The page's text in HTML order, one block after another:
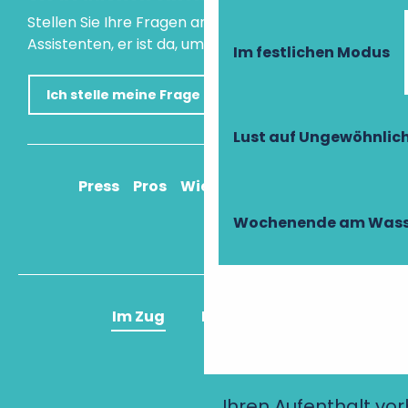
Im festlichen Modus
Lust auf
Wochenende am
Stellen Sie Ihre Fragen an unseren virtuellen
Assistenten, er ist da, um Ihnen zu helfen.
Ich stelle meine Frage
Press Pros Wie komme ich an?
Im Zug Im Flugzeug